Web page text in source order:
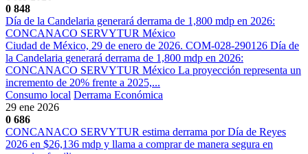
0 848
Día de la Candelaria generará derrama de 1,800 mdp en 2026:
CONCANACO SERVYTUR México
Ciudad de México, 29 de enero de 2026. COM-028-290126 Día de
la Candelaria generará derrama de 1,800 mdp en 2026:
CONCANACO SERVYTUR México La proyección representa un
incremento de 20% frente a 2025,...
Consumo local Derrama Económica
29 ene 2026
0 686
CONCANACO SERVYTUR estima derrama por Día de Reyes
2026 en $26,136 mdp y llama a comprar de manera segura en